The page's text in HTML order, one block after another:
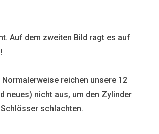
Auf dem zweiten Bild ragt es auf
reichen unsere 12
neues) nicht aus, um den Zylinder
schlachten.